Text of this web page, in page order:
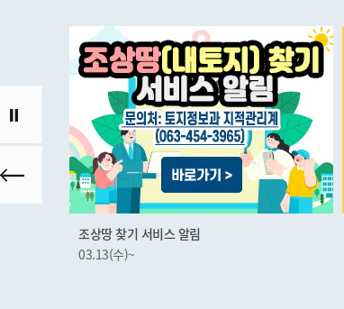
조상땅 찾기 서비스 알림
03.13(수)~